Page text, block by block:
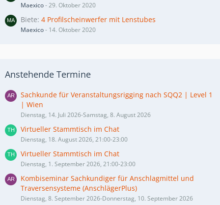
Maexico-29. Oktober 2020
Biete 4 Profilscheinwerfer mit Lenstubes
Maexico- 14. Oktober 2020
Anstehende Termine
Sachkunde für Veranstaltungsrigging nach SQQ2 | Level 1
| Wien
Dienstag, 14. Juli 2026-Samstag, 8. August 2026
Virtueller Stammtisch im Chat
Dienstag, 18. August 2026, 21:00-23:00
Virtueller Stammtisch im Chat
Dienstag, 1. September 2026, 21:00-23:00
Kombiseminar Sachkundiger für Anschlagmittel und
Traversensysteme (AnschlägerPlus)
Dienstag, 8. September 2026-Donnerstag, 10. September 2026